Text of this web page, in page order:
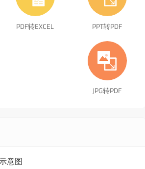
PDF转EXCEL PPT转PDF
JPG转PDF
意图